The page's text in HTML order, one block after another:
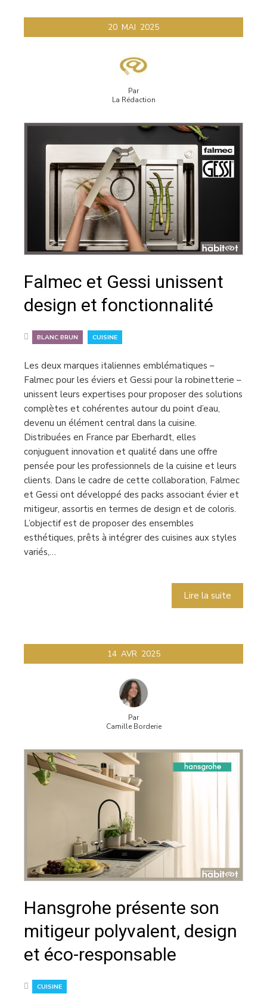
20 MAI 2025
Par
La Rédaction
Falmec et Gessi unissent
design et fonctionnalité
BLANC BRUN CUISINE
Les deux marques italiennes emblématiques –
Falmec pour les éviers et Gessi pour la robinetterie –
unissent leurs expertises pour proposer des solutions
complètes et cohérentes autour du point d’eau,
devenu un élément central dans la cuisine.
Distribuées en France par Eberhardt, elles
conjuguent innovation et qualité dans une offre
pensée pour les professionnels de la cuisine et leurs
clients. Dans le cadre de cette collaboration, Falmec
et Gessi ont développé des packs associant évier et
mitigeur, assortis en termes de design et de coloris.
L’objectif est de proposer des ensembles
esthétiques, prêts à intégrer des cuisines aux styles
variés,…
Lire la suite
14 AVR 2025
Par
Camille Borderie
Hansgrohe présente son
mitigeur polyvalent, design
et éco-responsable
CUISINE